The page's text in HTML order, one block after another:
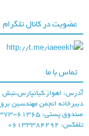
نفتخیز جنوب
عضویت در کانال تلگرام
http://t.me/iaeeekh
تماس با ما
اهواز،کیانپارس،نبش
انجمن مهندسین برق
پستی: ۶۱۳۶۵-۱۳۷۳
۰۶۱۳۳۳۸۴۲۹۲